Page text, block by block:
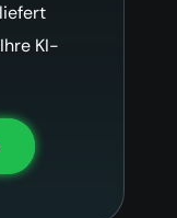
KI-